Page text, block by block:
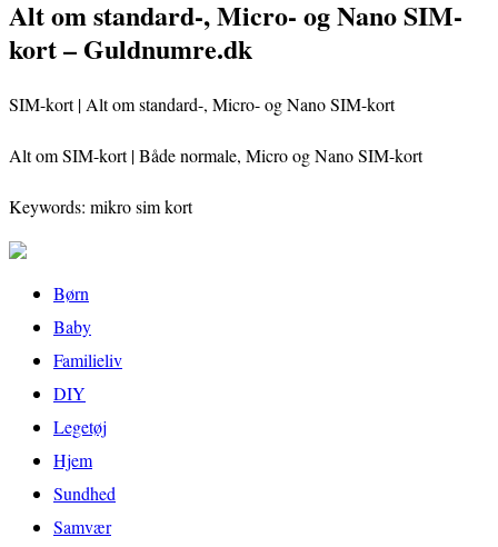
Alt om standard-, Micro- og Nano SIM-
kort – Guldnumre.dk
SIM-kort | Alt om standard-, Micro- og Nano SIM-kort
Alt om SIM-kort | Både normale, Micro og Nano SIM-kort
Keywords: mikro sim kort
Børn
Baby
Familieliv
DIY
Legetøj
Hjem
Sundhed
Samvær